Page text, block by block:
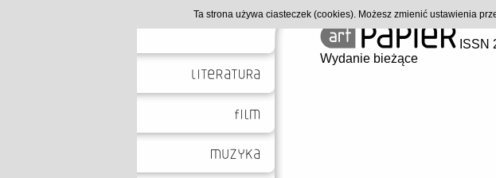
ISSN
Wydanie bieżące
Ta strona używa ciasteczek (cookies). Możesz zmienić ustawienia